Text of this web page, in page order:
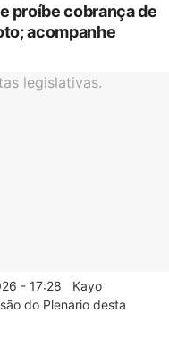
proíbe cobrança de
acompanhe
- 17:28 Kayo
do Plenário desta